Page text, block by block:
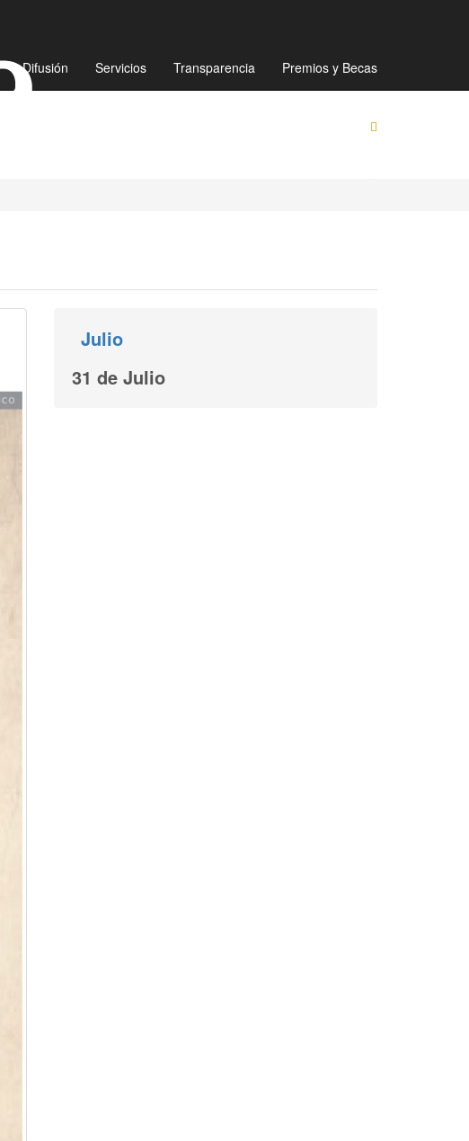
Difusión Servicios Transparencia Premios y Becas
Mapa de sitio Directorio Preguntas Frecuentes
Julio
31 de Julio